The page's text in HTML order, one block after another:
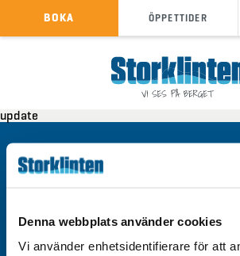
Denna webbplats använder cookies
Vi använder enhetsidentifierare för att
KÖP SKIPASS
info@storklinten.se
•
Telefonbokning : 0928-40
ÖPPETTIDER
BOKA
update
Tillgänglighet